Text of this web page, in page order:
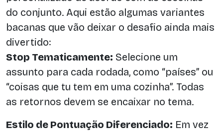
do conjunto. Aqui estão algumas variantes
bacanas que vão deixar o desafio ainda mais
divertido:
Stop Tematicamente: Selecione um
assunto para cada rodada, como “países” ou
“coisas que tu tem em uma cozinha”. Todas
as retornos devem se encaixar no tema.
Estilo de Pontuação Diferenciado: Em vez